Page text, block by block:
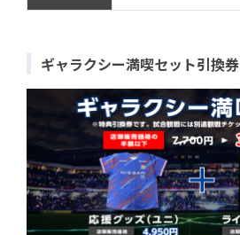
ギャラクシー満喫セット引換券